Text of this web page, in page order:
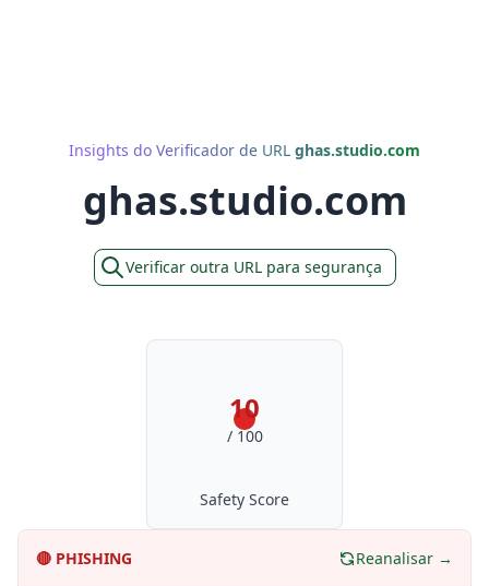
Insights do Verificador de URL ghas.studio.com
ghas.studio.com
Verificar outra URL para segurança
10
/ 100
Safety Score
🔴 PHISHING Reanalisar →